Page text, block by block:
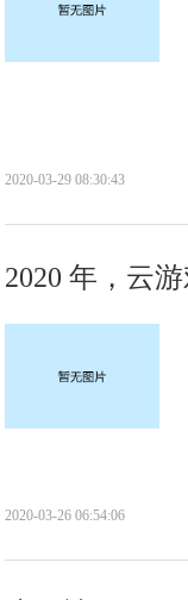
2020-03-29 08:30:43
2020-03-26 06:54:06